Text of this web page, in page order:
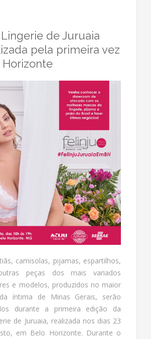
de Juruaia
pela primeira vez
camisolas, pijamas, espartilhos,
peças dos mais variados
e modelos, produzidos no maior
íntima de Minas Gerais, serão
durante a primeira edição da
de Juruaia, realizada nos dias 23
em Belo Horizonte. Durante o